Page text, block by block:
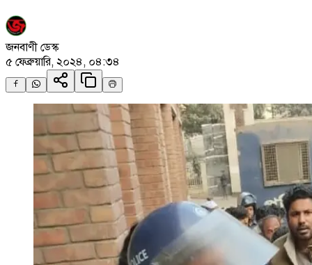
জনবাণী ডেস্ক
৫ ফেব্রুয়ারি, ২০২৪, ০৪:৩৪